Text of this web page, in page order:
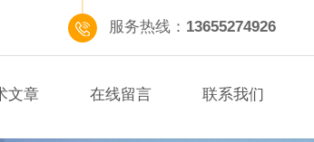
服务热线： 13655274926
文章 在线留言 联系我们